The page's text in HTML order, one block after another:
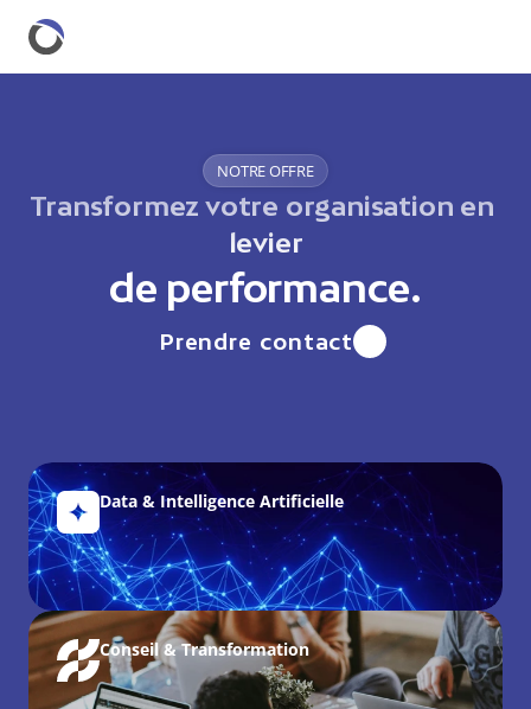
NOTRE OFFRE
Transformez votre organisation en
levier
de performance.
Prendre contact
Data & Intelligence Artificielle
Conseil & Transformation